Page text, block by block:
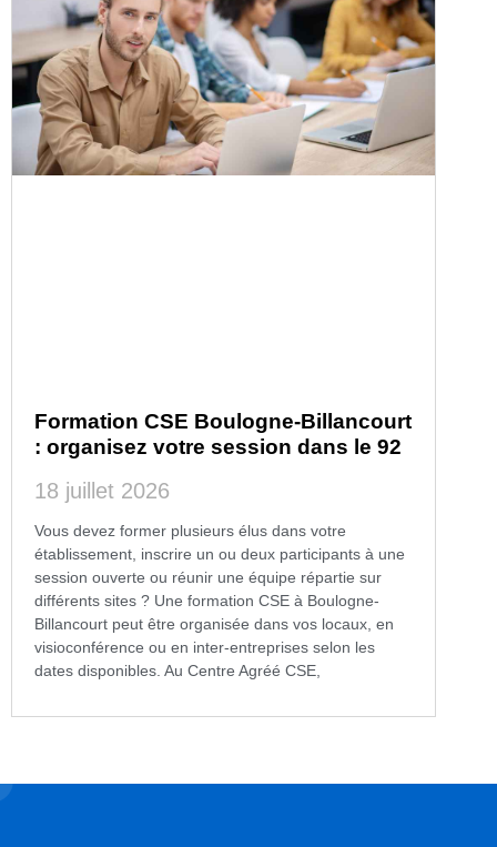
Formation CSE Boulogne-Billancourt
: organisez votre session dans le 92
18 juillet 2026
Vous devez former plusieurs élus dans votre
établissement, inscrire un ou deux participants à une
session ouverte ou réunir une équipe répartie sur
différents sites ? Une formation CSE à Boulogne-
Billancourt peut être organisée dans vos locaux, en
visioconférence ou en inter-entreprises selon les
dates disponibles. Au Centre Agréé CSE,